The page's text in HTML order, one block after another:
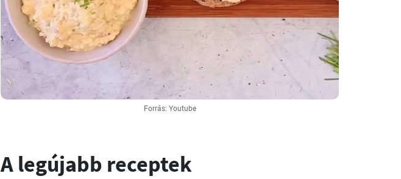
Forrás: Youtube
A legújabb receptek